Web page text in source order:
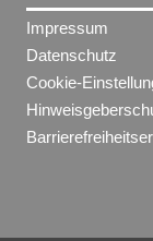
Impressum
Datenschutz
Cookie-